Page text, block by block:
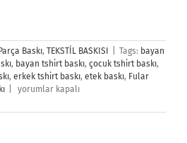
Parça Baskı, TEKSTİL BASKISI Tags: bayan
, bayan tshirt baskı, çocuk tshirt baskı,
, erkek tshirt baskı, etek baskı, Fular
Giyim
için
yorumlar kapalı